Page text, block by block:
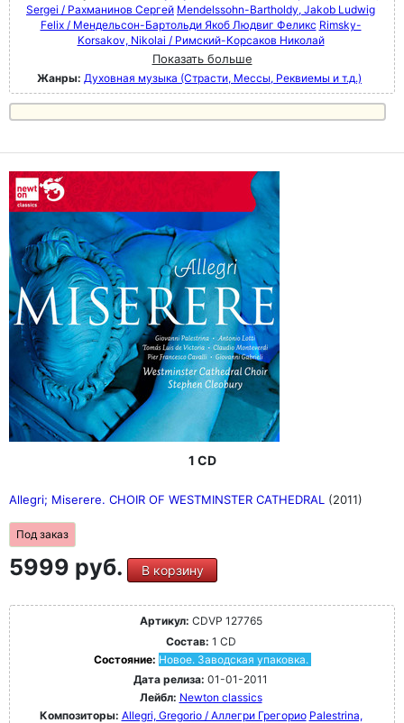
Sergei / Рахманинов Сергей Mendelssohn-Bartholdy, Jakob Ludwig
Felix / Мендельсон-Бартольди Якоб Людвиг Феликс Rimsky-
Korsakov, Nikolai / Римский-Корсаков Николай
Показать больше
Жанры: Духовная музыка (Страсти, Мессы, Реквиемы и т.д.)
1 CD
Allegri; Miserere. CHOIR OF WESTMINSTER CATHEDRAL (2011)
Под заказ
5999 руб. В корзину
Артикул: CDVP 127765
Состав: 1 CD
Состояние: Новое. Заводская упаковка.
Дата релиза: 01-01-2011
Лейбл: Newton classics
Композиторы: Allegri, Gregorio / Аллегри Грегорио Palestrina,